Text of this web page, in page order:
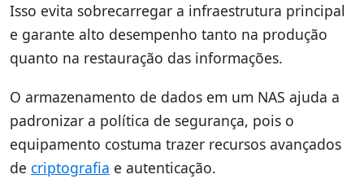
Isso evita sobrecarregar a infraestrutura principal
e garante alto desempenho tanto na produção
quanto na restauração das informações.
O armazenamento de dados em um NAS ajuda a
padronizar a política de segurança, pois o
equipamento costuma trazer recursos avançados
de criptografia e autenticação.